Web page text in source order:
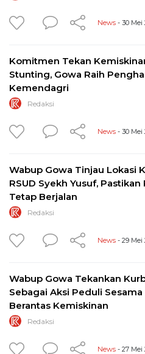
News - 30 Mei
Komitmen Tekan
Stunting, Gowa Raih
Kemendagri
Redaksi
News - 30 Mei
Wabup Gowa Tinjau Lokasi
RSUD Syekh Yusuf, Pastikan
Tetap Berjalan
Redaksi
News - 29 Mei
Wabup Gowa Tekankan
Sebagai Aksi Peduli Sesama
Berantas Kemiskinan
Redaksi
News - 27 Mei